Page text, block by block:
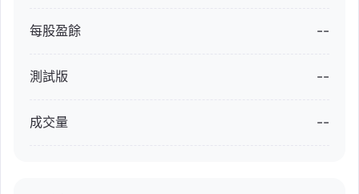
每股盈餘 --
測試版 --
成交量 --